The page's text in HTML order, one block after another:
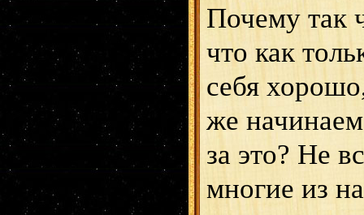
Почему так
что как
себя
же
за это? Не
многие из